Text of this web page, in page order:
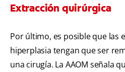
Extracción quirúrgica
Por último, es posible que las
hiperplasia tengan que ser
una cirugía. La AAOM señala